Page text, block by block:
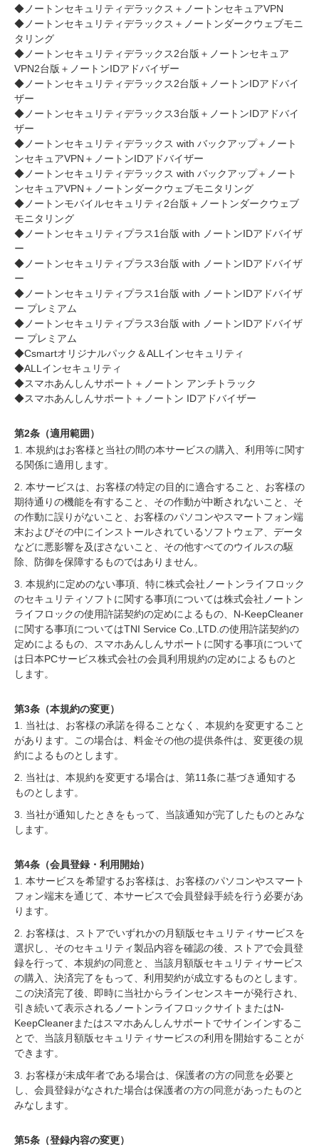
◆ノートンセキュリティデラックス＋ノートンセキュアVPN
◆ノートンセキュリティデラックス＋ノートンダークウェブモニ
タリング
◆ノートンセキュリティデラックス2台版＋ノートンセキュア
VPN2台版＋ノートンIDアドバイザー
◆ノートンセキュリティデラックス2台版＋ノートンIDアドバイ
ザー
◆ノートンセキュリティデラックス3台版＋ノートンIDアドバイ
ザー
◆ノートンセキュリティデラックス with バックアップ＋ノート
ンセキュアVPN＋ノートンIDアドバイザー
◆ノートンセキュリティデラックス with バックアップ＋ノート
ンセキュアVPN＋ノートンダークウェブモニタリング
◆ノートンモバイルセキュリティ2台版＋ノートンダークウェブ
モニタリング
◆ノートンセキュリティプラス1台版 with ノートンIDアドバイザ
ー
◆ノートンセキュリティプラス3台版 with ノートンIDアドバイザ
ー
◆ノートンセキュリティプラス1台版 with ノートンIDアドバイザ
ー プレミアム
◆ノートンセキュリティプラス3台版 with ノートンIDアドバイザ
ー プレミアム
◆Csmartオリジナルパック＆ALLインセキュリティ
◆ALLインセキュリティ
◆スマホあんしんサポート＋ノートン アンチトラック
◆スマホあんしんサポート＋ノートン IDアドバイザー
第2条（適用範囲）
1. 本規約はお客様と当社の間の本サービスの購入、利用等に関す
る関係に適用します。
2. 本サービスは、お客様の特定の目的に適合すること、お客様の
期待通りの機能を有すること、その作動が中断されないこと、そ
の作動に誤りがないこと、お客様のパソコンやスマートフォン端
末およびその中にインストールされているソフトウェア、データ
などに悪影響を及ぼさないこと、その他すべてのウイルスの駆
除、防御を保障するものではありません。
3. 本規約に定めのない事項、特に株式会社ノートンライフロック
のセキュリティソフトに関する事項については株式会社ノートン
ライフロックの使用許諾契約の定めによるもの、N-KeepCleaner
に関する事項についてはTNI Service Co.,LTD.の使用許諾契約の
定めによるもの、スマホあんしんサポートに関する事項について
は日本PCサービス株式会社の会員利用規約の定めによるものと
します。
第3条（本規約の変更）
1. 当社は、お客様の承諾を得ることなく、本規約を変更すること
があります。この場合は、料金その他の提供条件は、変更後の規
約によるものとします。
2. 当社は、本規約を変更する場合は、第11条に基づき通知する
ものとします。
3. 当社が通知したときをもって、当該通知が完了したものとみな
します。
第4条（会員登録・利用開始）
1. 本サービスを希望するお客様は、お客様のパソコンやスマート
フォン端末を通じて、本サービスで会員登録手続を行う必要があ
ります。
2. お客様は、ストアでいずれかの月額版セキュリティサービスを
選択し、そのセキュリティ製品内容を確認の後、ストアで会員登
録を行って、本規約の同意と、当該月額版セキュリティサービス
の購入、決済完了をもって、利用契約が成立するものとします。
この決済完了後、即時に当社からラインセンスキーが発行され、
引き続いて表示されるノートンライフロックサイトまたはN-
KeepCleanerまたはスマホあんしんサポートでサインインするこ
とで、当該月額版セキュリティサービスの利用を開始することが
できます。
3. お客様が未成年者である場合は、保護者の方の同意を必要と
し、会員登録がなされた場合は保護者の方の同意があったものと
みなします。
第5条（登録内容の変更）